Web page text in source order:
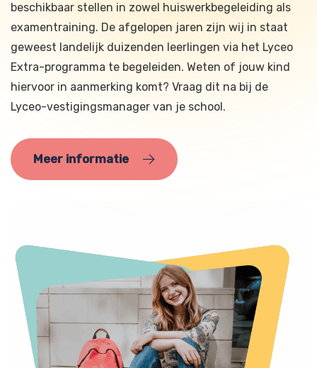
beschikbaar stellen in zowel huiswerkbegeleiding als
examentraining. De afgelopen jaren zijn wij in staat
geweest landelijk duizenden leerlingen via het Lyceo
Extra-programma te begeleiden. Weten of jouw kind
hiervoor in aanmerking komt? Vraag dit na bij de
Lyceo-vestigingsmanager van je school.
Meer informatie